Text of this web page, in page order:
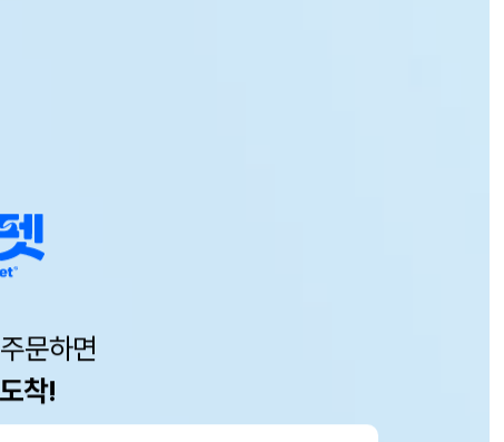
문하면
착!